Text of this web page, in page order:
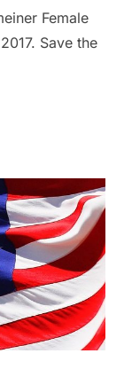
Female
Save the